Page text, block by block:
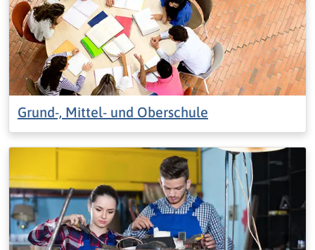
Grund-, Mittel- und Oberschule